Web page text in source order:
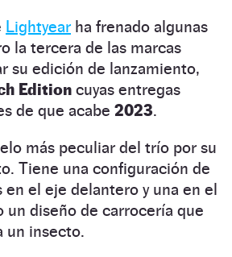
Lightyear ha frenado algunas
la tercera de las marcas
su edición de lanzamiento,
Edition cuyas entregas
de que acabe 2023.
más peculiar del trío por su
Tiene una configuración de
en el eje delantero y una en el
un diseño de carrocería que
un insecto.